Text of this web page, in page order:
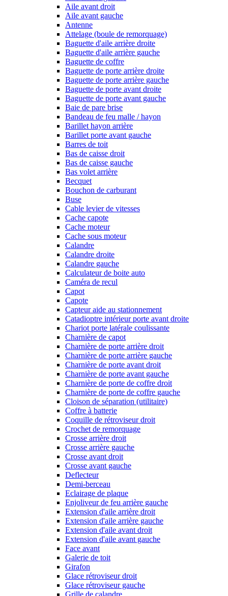
Aile avant droit
Aile avant gauche
Antenne
Attelage (boule de remorquage)
Baguette d'aile arrière droite
Baguette d'aile arrière gauche
Baguette de coffre
Baguette de porte arrière droite
Baguette de porte arrière gauche
Baguette de porte avant droite
Baguette de porte avant gauche
Baie de pare brise
Bandeau de feu malle / hayon
Barillet hayon arrière
Barillet porte avant gauche
Barres de toit
Bas de caisse droit
Bas de caisse gauche
Bas volet arrière
Becquet
Bouchon de carburant
Buse
Cable levier de vitesses
Cache capote
Cache moteur
Cache sous moteur
Calandre
Calandre droite
Calandre gauche
Calculateur de boite auto
Caméra de recul
Capot
Capote
Capteur aide au stationnement
Catadioptre intérieur porte avant droite
Chariot porte latérale coulissante
Charnière de capot
Charnière de porte arrière droit
Charnière de porte arrière gauche
Charnière de porte avant droit
Charnière de porte avant gauche
Charnière de porte de coffre droit
Charnière de porte de coffre gauche
Cloison de séparation (utilitaire)
Coffre à batterie
Coquille de rétroviseur droit
Crochet de remorquage
Crosse arrière droit
Crosse arrière gauche
Crosse avant droit
Crosse avant gauche
Deflecteur
Demi-berceau
Eclairage de plaque
Enjoliveur de feu arrière gauche
Extension d'aile arrière droit
Extension d'aile arrière gauche
Extension d'aile avant droit
Extension d'aile avant gauche
Face avant
Galerie de toit
Girafon
Glace rétroviseur droit
Glace rétroviseur gauche
Grille de calandre